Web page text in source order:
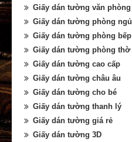
Giấy dán tường văn phòng
Giấy dán tường phòng ngủ
Giấy dán tường phòng bếp
Giấy dán tường phòng thờ
Giấy dán tường cao cấp
Giấy dán tường châu âu
Giấy dán tường cho bé
Giấy dán tường thanh lý
Giấy dán tường giá rẻ
Giấy dán tường 3D